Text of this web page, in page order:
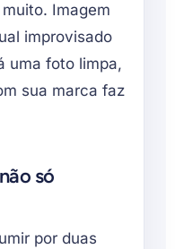
Imagem
improvisado
uma foto limpa,
sua marca faz
só
por duas